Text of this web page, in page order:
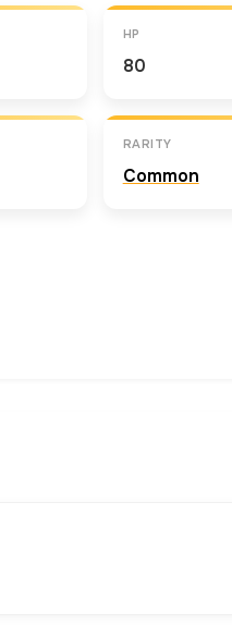
HP
80
RARITY
Common